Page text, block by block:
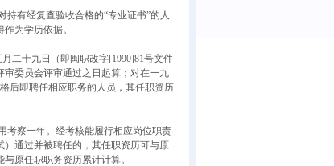
有经复查验收合格的“专业证书”的人
为学历依据。
二十九日（即闽职改字[1990]81号文件
委员会评审通过之日起算；对在一九
后即聘任相应职务的人员，其任职资历
考察一年。经考核能履行相应岗位职责
通过并被聘任的，其任职资历可与原
原任职职务资历累计计算。